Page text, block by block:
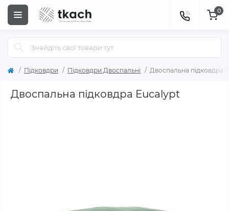
0
Підковдри Підковдри Двоспальні Двоспальна підковдра
Двоспальна підковдра Eucalypt